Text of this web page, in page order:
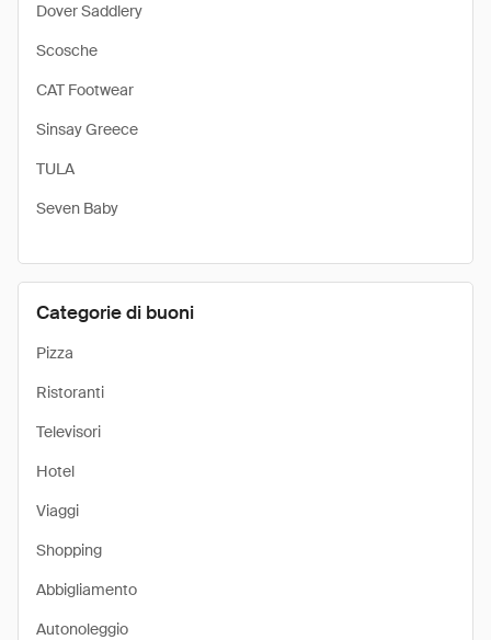
Dover Saddlery
Scosche
CAT Footwear
Sinsay Greece
TULA
Seven Baby
Categorie di buoni
Pizza
Ristoranti
Televisori
Hotel
Viaggi
Shopping
Abbigliamento
Autonoleggio